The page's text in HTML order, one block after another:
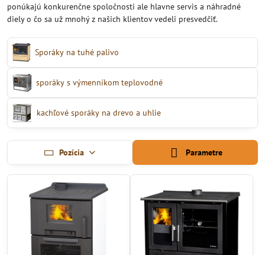
ponúkajú konkurenčne spoločnosti ale hlavne servis a náhradné
diely o čo sa už mnohý z našich klientov vedeli presvedčiť.
Sporáky na tuhé palivo
sporáky s výmenníkom teplovodné
kachľové sporáky na drevo a uhlie
Pozícia Parametre